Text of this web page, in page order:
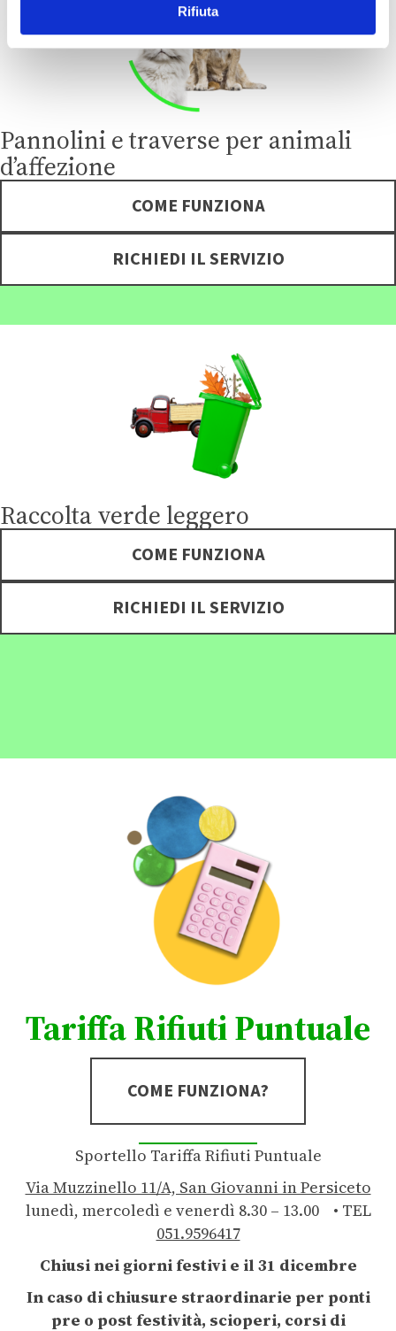
o
Rifiuta
Pannolini e traverse per animali
d’affezione
COME FUNZIONA
RICHIEDI IL SERVIZIO
Raccolta verde leggero
COME FUNZIONA
RICHIEDI IL SERVIZIO
Tariffa Rifiuti Puntuale
COME FUNZIONA?
Sportello Tariffa Rifiuti Puntuale
Via Muzzinello 11/A, San Giovanni in Persiceto
lunedì, mercoledì e venerdì 8.30 – 13.00 • TEL
051.9596417
Chiusi nei giorni festivi e il 31 dicembre
In caso di chiusure straordinarie per ponti
pre o post festività, scioperi, corsi di